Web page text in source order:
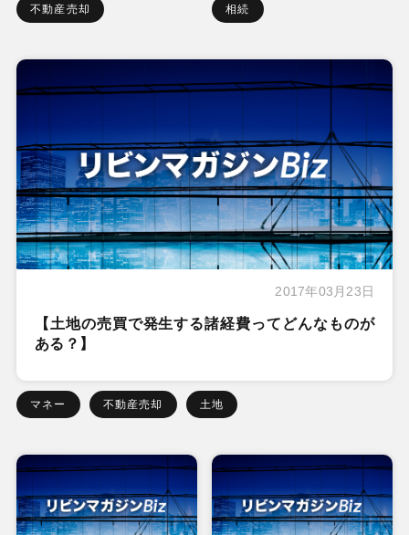
不動産売却 相続
2017年03月23日
【土地の売買で発生する諸経費ってどんなものが
ある？】
マネー 不動産売却 土地